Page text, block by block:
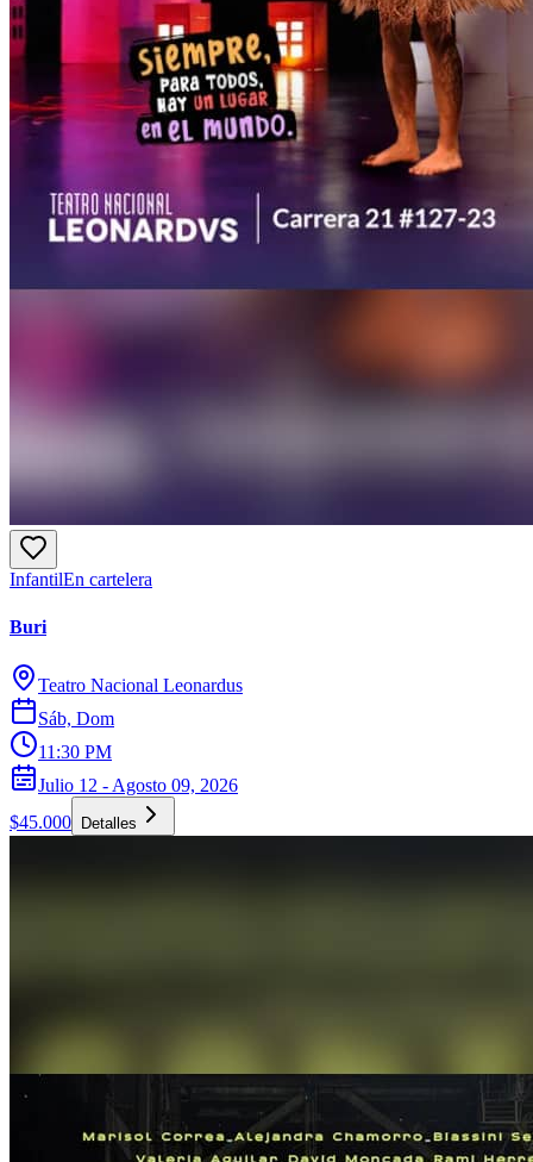
InfantilEn cartelera
Buri
Teatro Nacional Leonardus
Sáb, Dom
11:30 PM
Julio 12 - Agosto 09, 2026
$45.000
Detalles